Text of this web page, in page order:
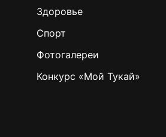
Здоровье
Спорт
Фотогалереи
Конкурс «Мой Тукай»